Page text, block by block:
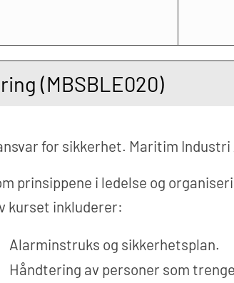
(MBSBLE020)
for sikkerhet. Maritim
prinsippene i ledelse og
kurset inkluderer:
Alarminstruks og sikkerhetsplan.
Håndtering av personer som